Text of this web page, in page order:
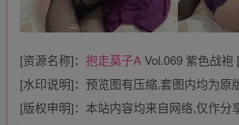
[资源名称]： 抱走莫子AVol.069 紫色战袍
[水印说明]：预览图有压缩,套图内均为原
[版权申明]：本站内容均来自网络,仅作分